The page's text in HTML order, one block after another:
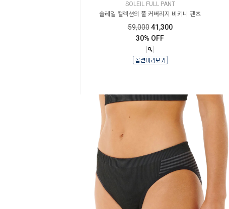
SOLEIL FULL PANT
솔레일 컬렉션의 풀 커버리지 비키니 팬츠
59,000 41,300
30% OFF